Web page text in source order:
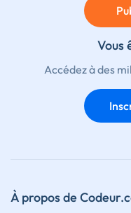
Vous
Accédez à des
À propos de